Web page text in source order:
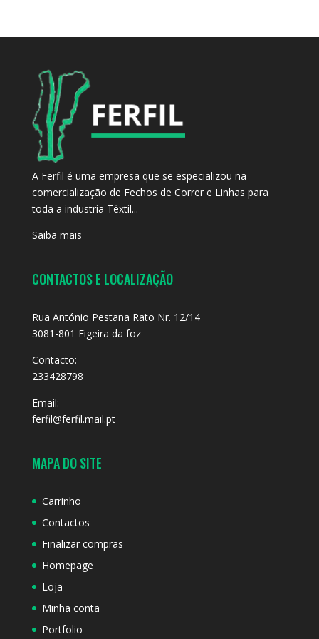
A Ferfil é uma empresa que se especializou na
comercialização de Fechos de Correr e Linhas para
toda a industria Têxtil...
Saiba mais
CONTACTOS E LOCALIZAÇÃO
Rua António Pestana Rato Nr. 12/14
3081-801 Figeira da foz
Contacto:
233428798
Email:
ferfil@ferfil.mail.pt
MAPA DO SITE
Carrinho
Contactos
Finalizar compras
Homepage
Loja
Minha conta
Portfolio